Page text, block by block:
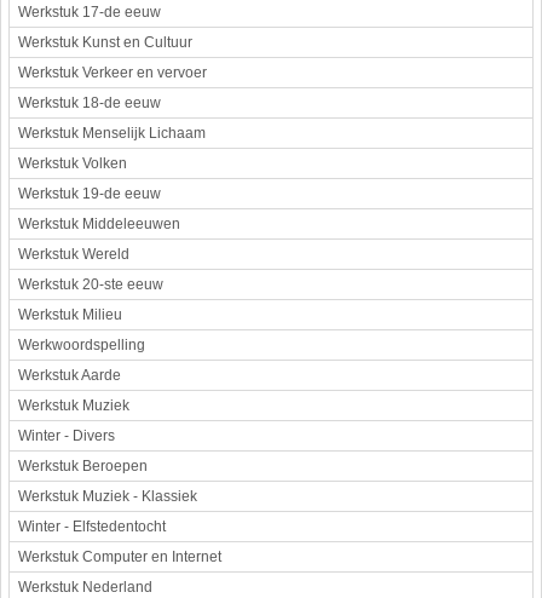
Werkstuk 17-de eeuw
Werkstuk Kunst en Cultuur
Werkstuk Verkeer en vervoer
Werkstuk 18-de eeuw
Werkstuk Menselijk Lichaam
Werkstuk Volken
Werkstuk 19-de eeuw
Werkstuk Middeleeuwen
Werkstuk Wereld
Werkstuk 20-ste eeuw
Werkstuk Milieu
Werkwoordspelling
Werkstuk Aarde
Werkstuk Muziek
Winter - Divers
Werkstuk Beroepen
Werkstuk Muziek - Klassiek
Winter - Elfstedentocht
Werkstuk Computer en Internet
Werkstuk Nederland